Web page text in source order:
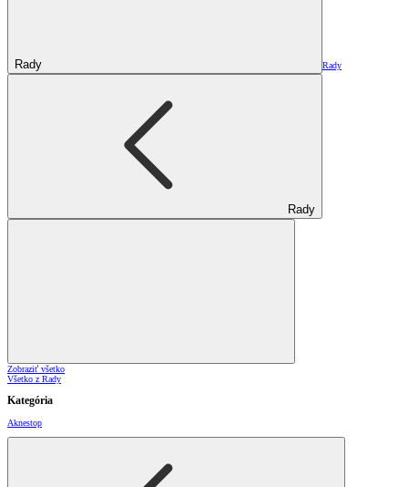
Rady Rady
Rady
Zobraziť všetko
Všetko z Rady
Kategória
Aknestop